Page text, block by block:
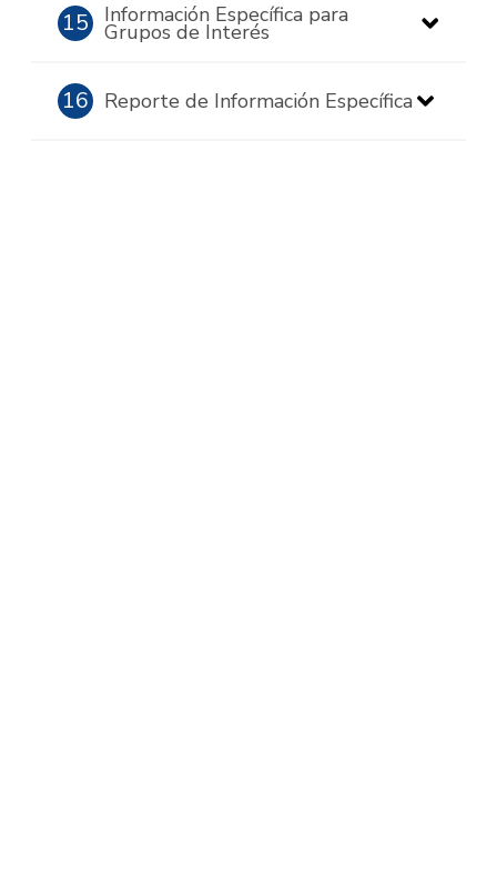
15 Información Específica para
Grupos de Interés
16 Reporte de Información Específica